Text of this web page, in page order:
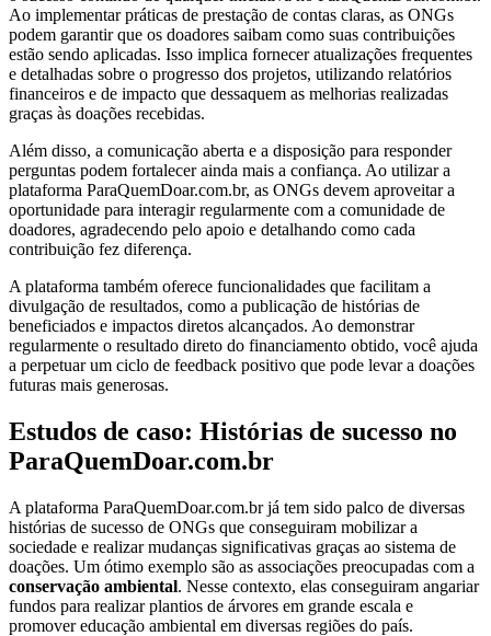
Ao implementar práticas de prestação de contas claras, as ONGs
podem garantir que os doadores saibam como suas contribuições
estão sendo aplicadas. Isso implica fornecer atualizações frequentes
e detalhadas sobre o progresso dos projetos, utilizando relatórios
financeiros e de impacto que dessaquem as melhorias realizadas
graças às doações recebidas.
Além disso, a comunicação aberta e a disposição para responder
perguntas podem fortalecer ainda mais a confiança. Ao utilizar a
plataforma ParaQuemDoar.com.br, as ONGs devem aproveitar a
oportunidade para interagir regularmente com a comunidade de
doadores, agradecendo pelo apoio e detalhando como cada
contribuição fez diferença.
A plataforma também oferece funcionalidades que facilitam a
divulgação de resultados, como a publicação de histórias de
beneficiados e impactos diretos alcançados. Ao demonstrar
regularmente o resultado direto do financiamento obtido, você ajuda
a perpetuar um ciclo de feedback positivo que pode levar a doações
futuras mais generosas.
Estudos de caso: Histórias de sucesso no
ParaQuemDoar.com.br
A plataforma ParaQuemDoar.com.br já tem sido palco de diversas
histórias de sucesso de ONGs que conseguiram mobilizar a
sociedade e realizar mudanças significativas graças ao sistema de
doações. Um ótimo exemplo são as associações preocupadas com a
conservação ambiental. Nesse contexto, elas conseguiram angariar
fundos para realizar plantios de árvores em grande escala e
promover educação ambiental em diversas regiões do país.